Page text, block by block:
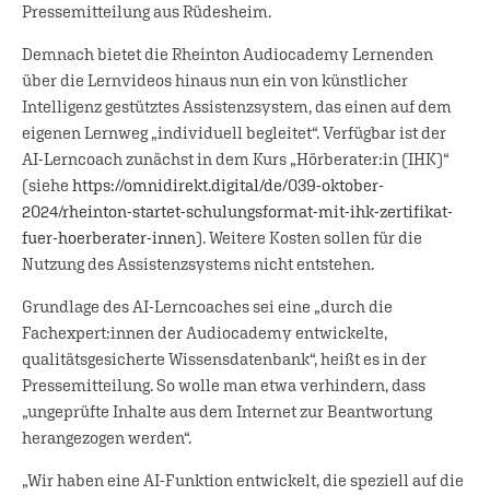
Pressemitteilung aus Rüdesheim.
Demnach bietet die Rheinton Audiocademy Lernenden
über die Lernvideos hinaus nun ein von künstlicher
Intelligenz gestütztes Assistenzsystem, das einen auf dem
eigenen Lernweg „individuell begleitet“. Verfügbar ist der
AI-Lerncoach zunächst in dem Kurs „Hörberater:in (IHK)“
(siehe https://omnidirekt.digital/de/039-oktober-
2024/rheinton-startet-schulungsformat-mit-ihk-zertifikat-
fuer-hoerberater-innen). Weitere Kosten sollen für die
Nutzung des Assistenzsystems nicht entstehen.
Grundlage des AI-Lerncoaches sei eine „durch die
Fachexpert:innen der Audiocademy entwickelte,
qualitätsgesicherte Wissensdatenbank“, heißt es in der
Pressemitteilung. So wolle man etwa verhindern, dass
„ungeprüfte Inhalte aus dem Internet zur Beantwortung
herangezogen werden“.
„Wir haben eine AI-Funktion entwickelt, die speziell auf die